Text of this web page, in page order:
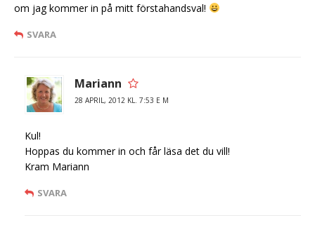
om jag kommer in på mitt förstahandsval!
SVARA
Mariann
28 APRIL, 2012 KL. 7:53 E M
Kul!
Hoppas du kommer in och får läsa det du vill!
Kram Mariann
SVARA